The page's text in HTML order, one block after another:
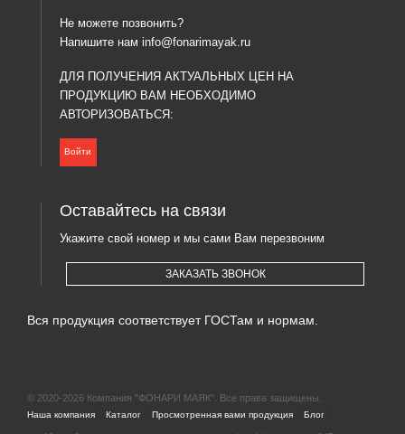
Не можете позвонить?
Напишите нам info@fonarimayak.ru
ДЛЯ ПОЛУЧЕНИЯ АКТУАЛЬНЫХ ЦЕН НА
ПРОДУКЦИЮ ВАМ НЕОБХОДИМО
АВТОРИЗОВАТЬСЯ:
Войти
Оставайтесь на связи
Укажите свой номер и мы сами Вам перезвоним
ЗАКАЗАТЬ ЗВОНОК
Вся продукция соответствует ГОСТам и нормам.
© 2020-2026 Компания "ФОНАРИ МАЯК". Все права защищены.
Наша компания Каталог Просмотренная вами продукция Блог